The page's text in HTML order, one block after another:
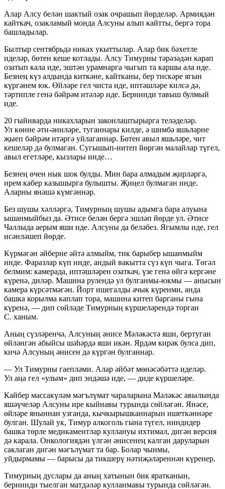
Алар Алсу белән шактый озак очрашып йөрделәр. Армиядән
кайткач, озакламый монда Алсуны алып кайтты, бергә тора
башладылар.
Былтыр сентябрьдә никах укыттылар. Алар бик бәхетле
иделәр, бөтен кеше котлады. Алсу Тимурны тәрәзәдән карап
озатып кала иде, эштән урамнарга чыгып та каршы ала иде.
Безнең күз алдында киткәне, кайтканы, бер тискәре ягын
күргәнем юк. Өйләре гел чиста иде, иптәшләре килсә дә,
тәртипле генә бәйрәм итәләр иде. Бернинди тавыш булмый
иде.
20 гыйнварда никахларын законлаштырырга теләделәр.
Ул көнне әти-әниләре, туганнары килде, ә шимбә яшьләрне
җыеп бәйрәм итәргә уйлаганнар. Бөтен авыл яшьләре, чит
кешеләр дә булмаган. Сугышып-нитеп йөргән малайлар түгел,
авыл егетләре, кызлары инде…
Безнең өчен нык шок булды. Мин бара алмадым җирләргә,
ирем кабер казышырга булышты. Җиңел булмаган инде.
Аларны янәшә күмгәннәр.
Без шушы хәлләргә, Тимурның шушы адымга бара алуына
ышанмыйбыз да. Әтисе белән бергә эшләп йөрде ул. Әтисе
Чаллыда аерым яши иде. Алсуны да беләбез. Ягымлы иде, гел
исәнләшеп йөрде.
Күрмәгән әйберне әйтә алмыйм, тик барыбер ышанмыйм
инде. Фаразлар күп инде, андый вакытта сүз күп чыга. Төгәл
белмим: камерада, иптәшләрен озаткач, үзе генә өйгә кергәне
күренә, диләр. Машина рулендә ул булганмы-юкмы — анысын
камера күрсәтмәгән. Йорт ишегалды ачык күренми, анда
башка корылма каплап тора, машина китеп барганы гына
күренә, — дип сөйләде Тимурның күршеләрендә торган
С. ханым.
Аның сүзләренчә, Алсуның әнисе Мәләкәстә яши, бертуган
өйләнгән абыйсы шәһәрдә яши икән. Ярдәм кирәк булса дип,
кичә Алсуның әнисен дә күргән булганнар.
— Ул Тимурны гаепләми. Алар әйбәт мөнәсәбәттә иделәр.
Ул аңа гел «улым» дип эндәшә иде, — диде күршеләре.
Кайбер массакүләм мәгълүмат чараларына Мәләкәс авылында
яшәүчеләр Алсуны ире кыйнавы турында сөйләгән. Янәсе,
өйләре яныннан узганда, кычкырышканнарын ишеткәннәре
булган. Шулай ук, Тимур алкоголь гына түгел, ниндидер
башка төрле медикаментлар куллануы ихтимал, дигән версия
дә карала. Онкологиядән үлгән әнисенең калган даруларын
саклаган дигән мәгълүмат та бар. Болар чынмы,
уйдырмамы — барысы да тикшерү нәтиҗәләреннән күренер.
Тимурның дуслары да аның хатынын бик яратканын,
бернинди тыелган матдәләр кулланмавы турында сөйләгән.